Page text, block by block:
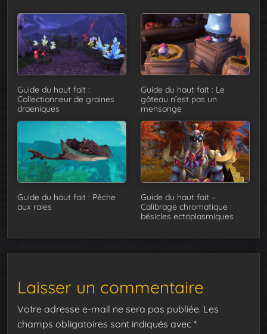
Guide du haut fait :
Collectionneur de graines
draeniques
Guide du haut fait : Le
gâteau n’est pas un
mensonge
Guide du haut fait : Pêche
aux raies
Guide du haut fait –
Calibrage chromatique :
bésicles ectoplasmiques
Laisser un commentaire
Votre adresse e-mail ne sera pas publiée. Les
champs obligatoires sont indiqués avec *